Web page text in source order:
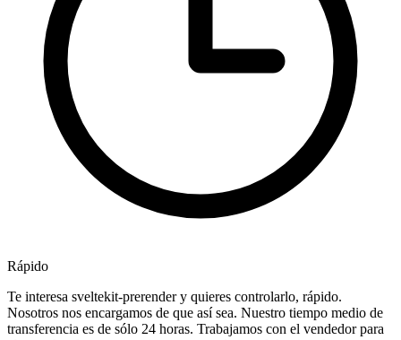
Rápido
Te interesa sveltekit-prerender y quieres controlarlo, rápido.
Nosotros nos encargamos de que así sea. Nuestro tiempo medio de
transferencia es de sólo 24 horas. Trabajamos con el vendedor para